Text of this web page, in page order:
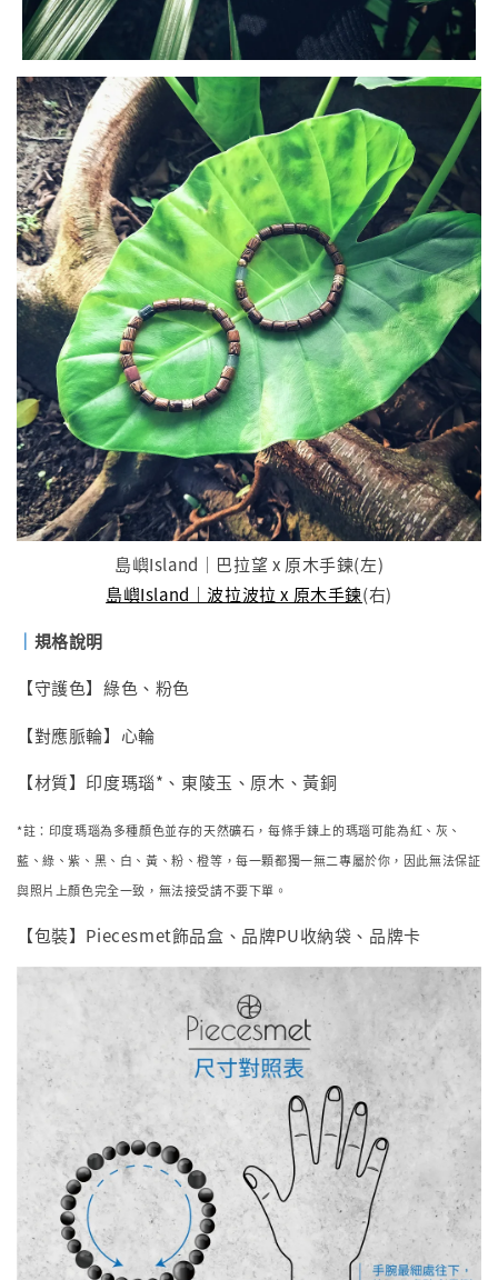
島嶼Island｜巴拉望 x 原木手鍊(左)
島嶼Island｜波拉波拉 x 原木手鍊(右)
｜ 規格說明
【守護色】綠色、粉色
【對應脈輪】心輪
【材質】印度瑪瑙*、東陵玉、原木、黃銅
*註：印度瑪瑙為多種顏色並存的天然礦石，每條手鍊上的瑪瑙可能為紅、灰 、
藍 、綠 、紫 、 黑 、 白 、 黃 、粉 、橙等，每一顆都獨一無二專屬於你，因此無法保証
與照片上顏色完全一致，無法接受請不要下單。
【包裝】Piecesmet飾品盒、品牌PU收納袋、品牌卡